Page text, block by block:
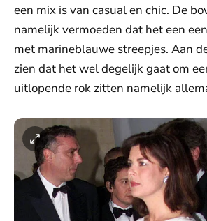
een mix is van casual en chic. De
namelijk vermoeden dat het een
met marineblauwe streepjes. Aan
zien dat het wel degelijk gaat om
uitlopende rok zitten namelijk